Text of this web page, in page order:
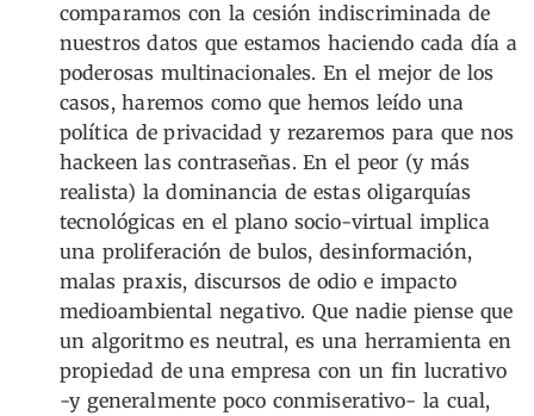
comparamos con la cesión indiscriminada de
nuestros datos que estamos haciendo cada día a
poderosas multinacionales. En el mejor de los
casos, haremos como que hemos leído una
política de privacidad y rezaremos para que nos
hackeen las contraseñas. En el peor (y más
realista) la dominancia de estas oligarquías
tecnológicas en el plano socio-virtual implica
una proliferación de bulos, desinformación,
malas praxis, discursos de odio e impacto
medioambiental negativo. Que nadie piense que
un algoritmo es neutral, es una herramienta en
propiedad de una empresa con un fin lucrativo
-y generalmente poco conmiserativo- la cual,